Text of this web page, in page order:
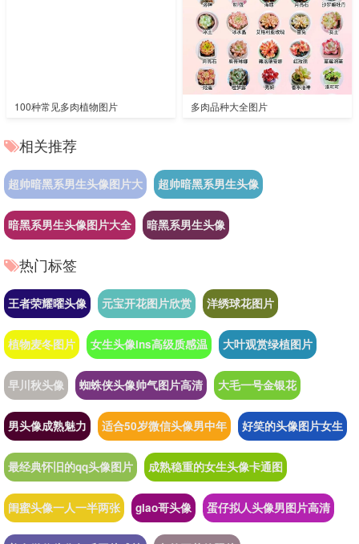
100种常见多肉植物图片 多肉品种大全图片
相关推荐
超帅暗黑系男生头像图片大 超帅暗黑系男生头像
暗黑系男生头像图片大全 暗黑系男生头像
热门标签
王者荣耀曜头像 元宝开花图片欣赏 洋绣球花图片
植物麦冬图片 女生头像ins高级质感温 大叶观赏绿植图片
早川秋头像 蜘蛛侠头像帅气图片高清 大毛一号金银花
男头像成熟魅力 适合50岁微信头像男中年 好笑的头像图片女生
最经典怀旧的qq头像图片 成熟稳重的女生头像卡通图
闺蜜头像一人一半两张 giao哥头像 蛋仔拟人头像男图片高清